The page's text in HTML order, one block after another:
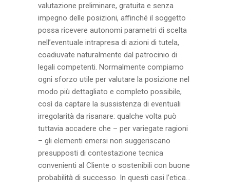
valutazione preliminare, gratuita e senza
impegno delle posizioni, affinché il soggetto
possa ricevere autonomi parametri di scelta
nell’eventuale intrapresa di azioni di tutela,
coadiuvate naturalmente dal patrocinio di
legali competenti. Normalmente compiamo
ogni sforzo utile per valutare la posizione nel
modo più dettagliato e completo possibile,
così da captare la sussistenza di eventuali
irregolarità da risanare: qualche volta può
tuttavia accadere che – per variegate ragioni
– gli elementi emersi non suggeriscano
presupposti di contestazione tecnica
convenienti al Cliente o sostenibili con buone
probabilità di successo. In questi casi l’etica...